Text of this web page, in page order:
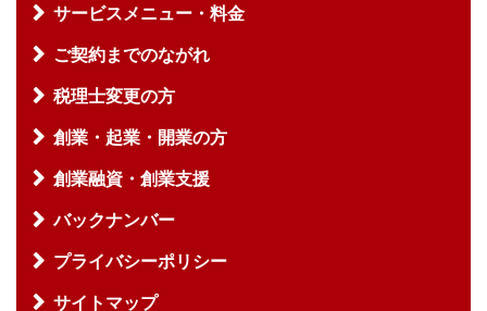
サービスメニュー・料金
ご契約までのながれ
税理士変更の方
創業・起業・開業の方
創業融資・創業支援
バックナンバー
プライバシーポリシー
サイトマップ